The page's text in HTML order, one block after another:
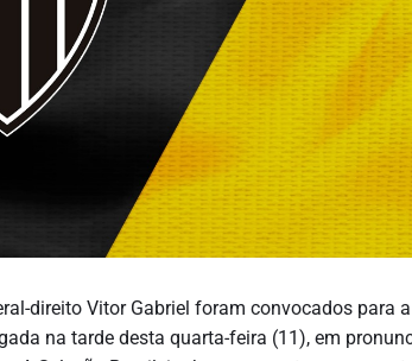
direito Vitor Gabriel foram convocados para
na tarde desta quarta-feira (11), em